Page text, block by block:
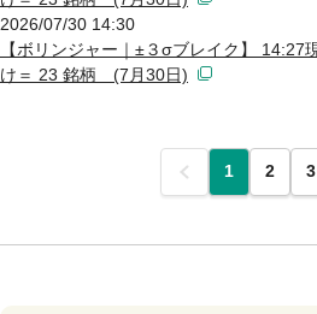
2026/07/30 14:30
【ボリンジャー｜±３σブレイク】
け＝ 23 銘柄 (7月30日)
前 1 2 3